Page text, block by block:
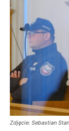
Zdjęcie: Sebastian